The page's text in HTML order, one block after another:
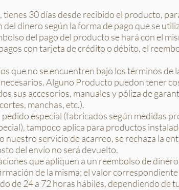
30 días desde recibido el producto,
dinero según la forma de pago que se
del pago del producto se hará con el
con tarjeta de crédito o débito, el
que no se encuentren bajo los términos de
Alguno Producto puedon tener
sus accesorios, manuales y póliza de
manchas, etc.).
especial (fabricados según medidas
tampoco aplica para productos
nuestro servicio de acarreo, se rechaza la
del envío no será devuelto.
que apliquen a un reembolso de
de la misma; el valor
de 24 a 72 horas hábiles, dependiendo de